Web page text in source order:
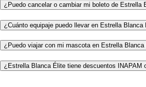
¿Puedo cancelar o cambiar mi boleto de Estrella
¿Cuánto equipaje puedo llevar en Estrella Blanca
¿Puedo viajar con mi mascota en Estrella Blanca
¿Estrella Blanca Élite tiene descuentos INAPAM